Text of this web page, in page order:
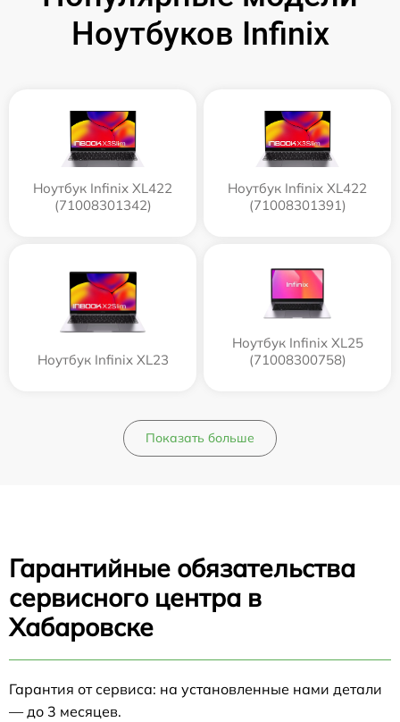
Ноутбуков Infinix
Ноутбук Infinix XL422
(71008301342)
Ноутбук Infinix XL422
(71008301391)
Ноутбук Infinix XL23
Ноутбук Infinix XL25
(71008300758)
Показать больше
Гарантийные обязательства
сервисного центра в
Хабаровске
Гарантия от сервиса: на установленные нами детали
— до 3 месяцев.